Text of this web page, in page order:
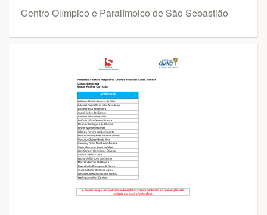
Centro Olímpico e Paralímpico de São Sebastião